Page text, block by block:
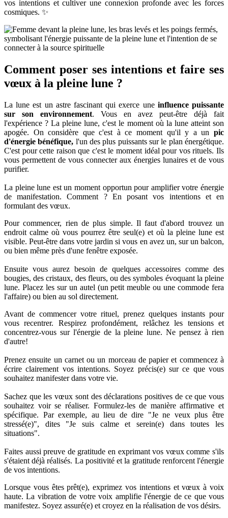
vos intentions et cultiver une connexion profonde avec les forces
cosmiques. ✨
Comment poser ses intentions et faire ses
vœux à la pleine lune ?
La lune est un astre fascinant qui exerce une influence puissante
sur son environnement. Vous en avez peut-être déjà fait
l'expérience ? La pleine lune, c'est le moment où la lune atteint son
apogée. On considère que c'est à ce moment qu'il y a un pic
d'énergie bénéfique, l'un des plus puissants sur le plan énergétique.
C'est pour cette raison que c'est le moment idéal pour vos rituels. Ils
vous permettent de vous connecter aux énergies lunaires et de vous
purifier.
La pleine lune est un moment opportun pour amplifier votre énergie
de manifestation. Comment ? En posant vos intentions et en
formulant des vœux.
Pour commencer, rien de plus simple. Il faut d'abord trouvez un
endroit calme où vous pourrez être seul(e) et où la pleine lune est
visible. Peut-être dans votre jardin si vous en avez un, sur un balcon,
ou bien même près d'une fenêtre exposée.
Ensuite vous aurez besoin de quelques accessoires comme des
bougies, des cristaux, des fleurs, ou des symboles évoquant la pleine
lune. Placez les sur un autel (un petit meuble ou une commode fera
l'affaire) ou bien au sol directement.
Avant de commencer votre rituel, prenez quelques instants pour
vous recentrer. Respirez profondément, relâchez les tensions et
concentrez-vous sur l'énergie de la pleine lune. Ne pensez à rien
d'autre!
Prenez ensuite un carnet ou un morceau de papier et commencez à
écrire clairement vos intentions. Soyez précis(e) sur ce que vous
souhaitez manifester dans votre vie.
Sachez que les vœux sont des déclarations positives de ce que vous
souhaitez voir se réaliser. Formulez-les de manière affirmative et
spécifique. Par exemple, au lieu de dire "Je ne veux plus être
stressé(e)", dites "Je suis calme et serein(e) dans toutes les
situations".
Faites aussi preuve de gratitude en exprimant vos vœux comme s'ils
s'étaient déjà réalisés. La positivité et la gratitude renforcent l'énergie
de vos intentions.
Lorsque vous êtes prêt(e), exprimez vos intentions et vœux à voix
haute. La vibration de votre voix amplifie l'énergie de ce que vous
manifestez. Soyez assuré(e) et croyez en la réalisation de vos désirs.